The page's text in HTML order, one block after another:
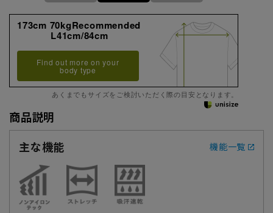
173cm 70kgRecommended
L41cm/84cm
Find out more on your
body type
あくまでもサイズをご検討いただく際の目安となります。
商品説明
主な機能
機能一覧